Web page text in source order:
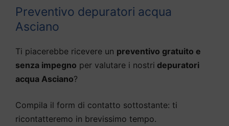
Preventivo depuratori acqua
Asciano
Ti piacerebbe ricevere un preventivo gratuito e
senza impegno per valutare i nostri depuratori
acqua Asciano?
Compila il form di contatto sottostante: ti
ricontatteremo in brevissimo tempo.